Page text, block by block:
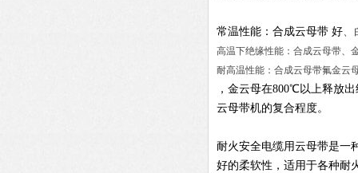
常温性能：合成云母带 好、
高温下绝缘性能：合成云母带、
耐高温性能：合成云母带氟金云
，金云母在800℃以上释放
云母带机的复合程度。
耐火安全电缆用云母带是一
好的柔软性，适用于各种耐